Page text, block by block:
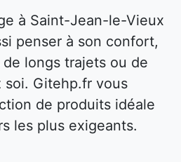
à Saint-Jean-le-Vieux
penser à son confort,
longs trajets ou de
Gitehp.fr vous
de produits idéale
les plus exigeants.